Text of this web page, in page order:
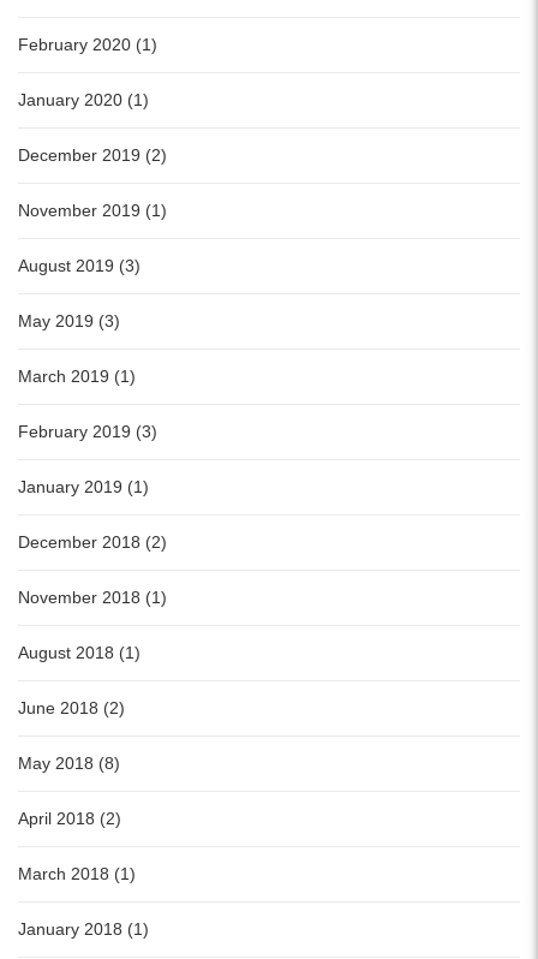
February 2020 (1)
January 2020 (1)
December 2019 (2)
November 2019 (1)
August 2019 (3)
May 2019 (3)
March 2019 (1)
February 2019 (3)
January 2019 (1)
December 2018 (2)
November 2018 (1)
August 2018 (1)
June 2018 (2)
May 2018 (8)
April 2018 (2)
March 2018 (1)
January 2018 (1)